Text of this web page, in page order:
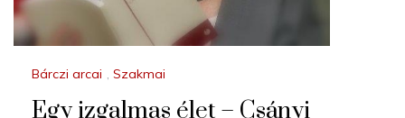
Bárczi arcai , Szakmai
Egy izgalmas élet – Csányi